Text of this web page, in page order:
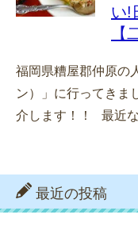
い!
【
福岡県糟屋郡仲原の
ン）」に行ってきま
介します！！ 最近
最近の投稿